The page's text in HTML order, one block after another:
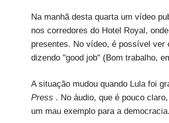
Na manhã desta quarta um vídeo
nos corredores do Hotel Royal,
presentes. No vídeo, é possível ver
dizendo "good job" (Bom trabalho,
A situação mudou quando Lula foi
Press . No áudio, que é pouco
um mau exemplo para a democracia.